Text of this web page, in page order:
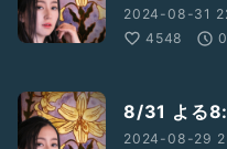
2024-08-31
4548
8/31 よる
2024-08-29